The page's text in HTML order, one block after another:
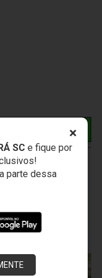
×
SCe fique por
parte dessa